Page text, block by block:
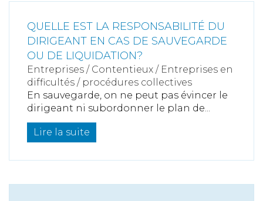
QUELLE EST LA RESPONSABILITÉ DU
DIRIGEANT EN CAS DE SAUVEGARDE
OU DE LIQUIDATION?
Entreprises / Contentieux / Entreprises en
difficultés / procédures collectives
En sauvegarde, on ne peut pas évincer le
dirigeant ni subordonner le plan de...
Lire la suite